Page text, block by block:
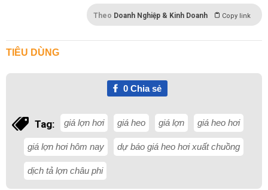
Theo Doanh Nghiệp & Kinh Doanh Copy link
TIÊU DÙNG
0Chia sẻ
Tag: giá lợn hơi giá heo giá lợn giá heo hơi
giá lợn hơi hôm nay dự báo giá heo hơi xuất chuồng
dịch tả lợn châu phi